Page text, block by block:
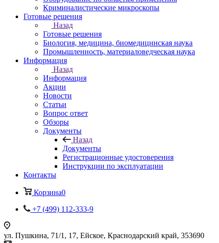
Криминалистические микроскопы
Готовые решения
Назад
Готовые решения
Биология, медицина, биомедицинская наука
Промышленность, материаловедческая наука
Информация
Назад
Информация
Акции
Новости
Статьи
Вопрос ответ
Обзоры
Документы
Назад
Документы
Регистрационные удостоверения
Инструкции по эксплуатации
Контакты
Корзина0
+7 (499) 112-333-9
ул. Пушкина, 71/1, 17, Ейское, Краснодарский край, 353690